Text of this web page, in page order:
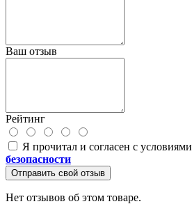
Ваш отзыв
Рейтинг
Я прочитал и согласен с условиями
безопасности
Отправить свой отзыв
Нет отзывов об этом товаре.